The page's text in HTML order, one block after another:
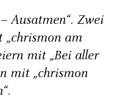
Ausatmen“. Zwei
„chrismon am
mit „Bei aller
mit „chrismon